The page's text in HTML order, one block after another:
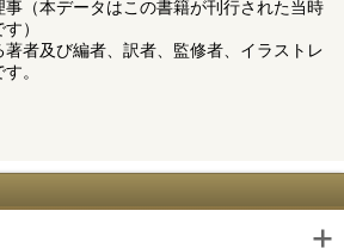
（本データはこの書籍が刊行された当時
）
者及び編者、訳者、監修者、イラストレ
。